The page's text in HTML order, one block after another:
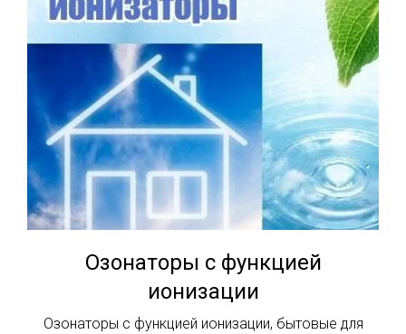
Озонаторы с функцией
ионизации
Озонаторы с функцией ионизации, бытовые для